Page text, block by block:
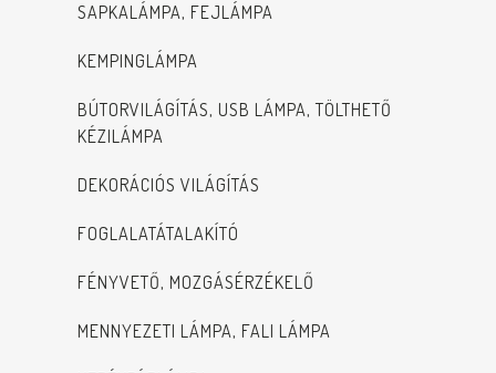
SAPKALÁMPA, FEJLÁMPA
KEMPINGLÁMPA
BÚTORVILÁGÍTÁS, USB LÁMPA, TÖLTHETŐ
KÉZILÁMPA
DEKORÁCIÓS VILÁGÍTÁS
FOGLALATÁTALAKÍTÓ
FÉNYVETŐ, MOZGÁSÉRZÉKELŐ
MENNYEZETI LÁMPA, FALI LÁMPA